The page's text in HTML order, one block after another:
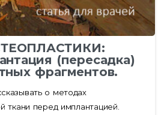
(пересадка)
фрагментов.
о методах
ткани перед имплантацией.